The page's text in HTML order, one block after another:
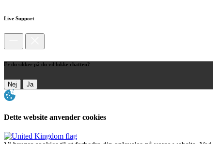
Live Support
Er du sikker på du vil lukke chatten?
Nej Ja
Dette website anvender cookies